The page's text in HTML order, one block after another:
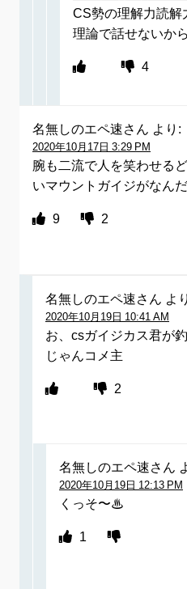
CS勢の理解力読解
理論で話せないか
4
名無しのエペ速さん より:
2020年10月17日 3:29 PM
腕も二流で人を笑わせる
いマウントガイジがなん
9 2
名無しのエペ速さん よ
2020年10月19日 10:41 AM
お、csガイジカス君が
じゃんコメ主
2
名無しのエペ速さん
2020年10月19日 12:13 PM
くっそ〜♨
1